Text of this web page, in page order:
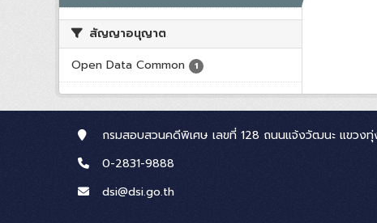
สัญญาอนุญาต
Open Data Common
1
กรมสอบสวนคดีพิเศษ เลขที่ 128 ถนนแจ้งวัฒนะ แขวง
0-2831-9888
dsi@dsi.go.th